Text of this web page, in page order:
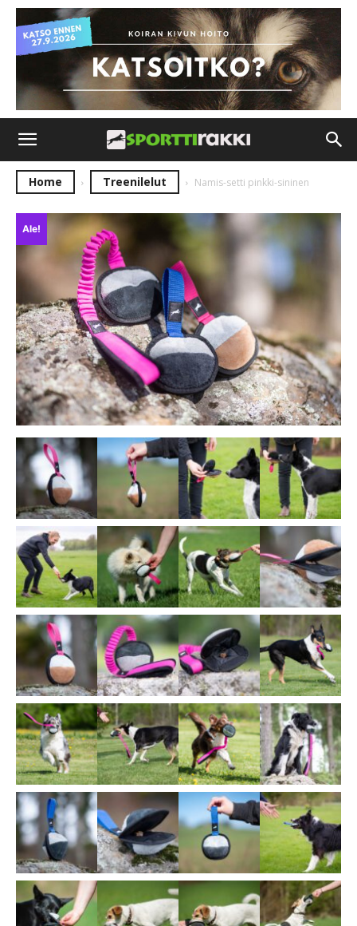
Home Treenilelut Namis-setti pinkki-sininen
Ale!